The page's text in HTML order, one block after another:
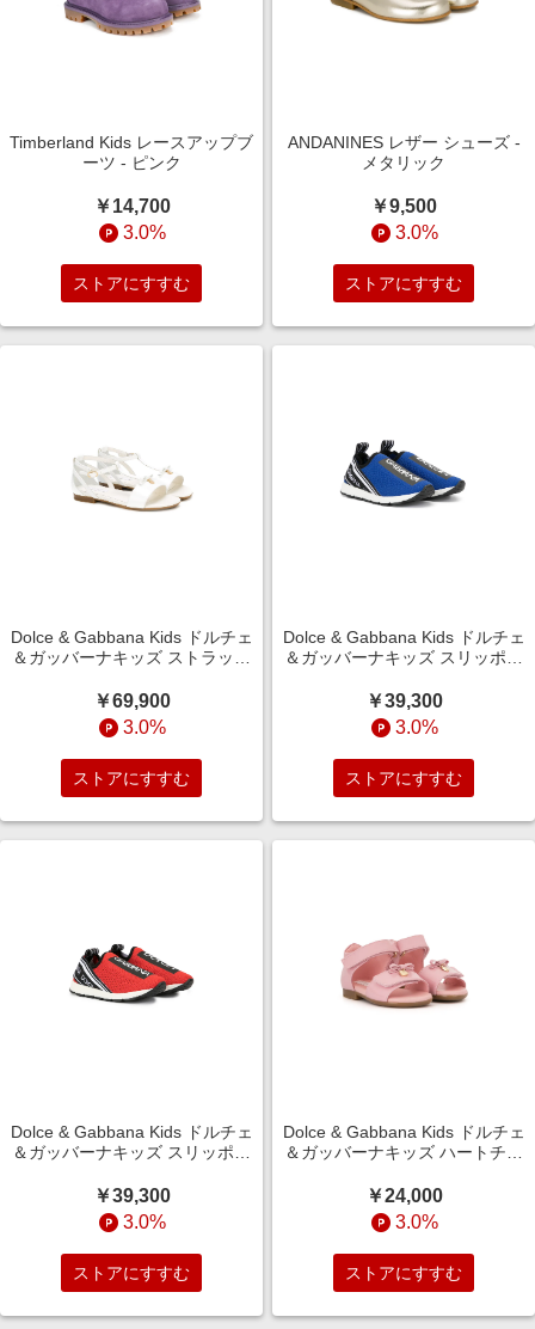
Timberland Kids レースアップブ
ーツ - ピンク
￥14,700
3.0%
ストアにすすむ
ANDANINES レザー シューズ -
メタリック
￥9,500
3.0%
ストアにすすむ
Dolce & Gabbana Kids ドルチェ
＆ガッバーナキッズ ストラップ
￥69,900
3.0%
ストアにすすむ
Dolce & Gabbana Kids ドルチェ
＆ガッバーナキッズ スリッポン
￥39,300
3.0%
ストアにすすむ
Dolce & Gabbana Kids ドルチェ
＆ガッバーナキッズ スリッポン
￥39,300
3.0%
ストアにすすむ
Dolce & Gabbana Kids ドルチェ
＆ガッバーナキッズ ハートチャ
￥24,000
3.0%
ストアにすすむ